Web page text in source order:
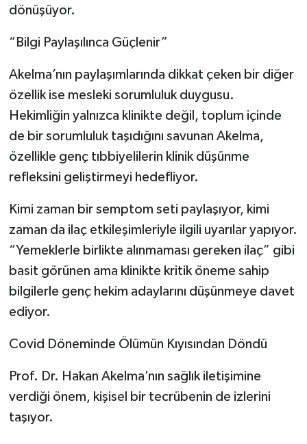
dönüşüyor.
“Bilgi Paylaşılınca Güçlenir”
Akelma’nın paylaşımlarında dikkat çeken bir diğer
özellik ise mesleki sorumluluk duygusu.
Hekimliğin yalnızca klinikte değil, toplum içinde
de bir sorumluluk taşıdığını savunan Akelma,
özellikle genç tıbbiyelilerin klinik düşünme
refleksini geliştirmeyi hedefliyor.
Kimi zaman bir semptom seti paylaşıyor, kimi
zaman da ilaç etkileşimleriyle ilgili uyarılar yapıyor.
“Yemeklerle birlikte alınmaması gereken ilaç” gibi
basit görünen ama klinikte kritik öneme sahip
bilgilerle genç hekim adaylarını düşünmeye davet
ediyor.
Covid Döneminde Ölümün Kıyısından Döndü
Prof. Dr. Hakan Akelma’nın sağlık iletişimine
verdiği önem, kişisel bir tecrübenin de izlerini
taşıyor.